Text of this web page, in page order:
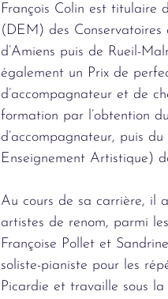
François Colin est titulaire
(DEM) des Conservatoires
d’Amiens puis de Rueil-
également un Prix de
d’accompagnateur et de
formation par l’obtention
d’accompagnateur, puis
Enseignement Artistique)
Au cours de sa carrière, il
artistes de renom, parmi
Françoise Pollet et
soliste-pianiste pour les
Picardie et travaille sous